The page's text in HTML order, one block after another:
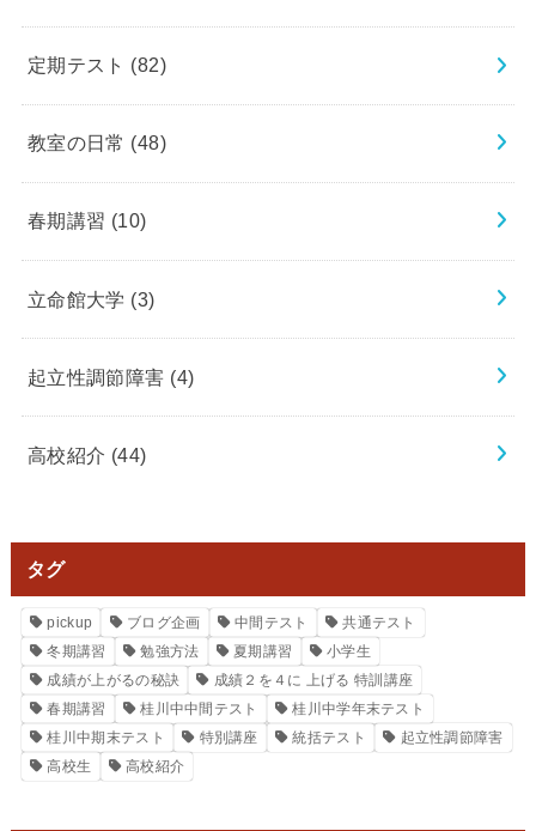
定期テスト (82)
教室の日常 (48)
春期講習 (10)
立命館大学 (3)
起立性調節障害 (4)
高校紹介 (44)
タグ
pickup ブログ企画 中間テスト
共通テスト
冬期講習
勉強方法 夏期講習
小学生
成績が上がるの秘訣
成績２を４に 上げる 特訓講座
春期講習
桂川中中間テスト
桂川中学年末テスト
桂川中期末テスト
特別講座 統括テスト
起立性調節障害
高校生
高校紹介